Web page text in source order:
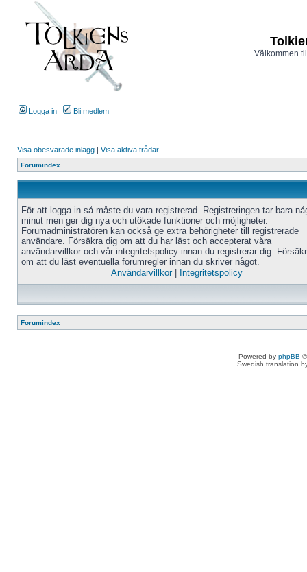
Välkommen
Logga in Bli medlem
Visa obesvarade inlägg | Visa aktiva trådar
Forumindex
För att logga in så måste du vara registrerad. Registreringen tar bara
minut men ger dig nya och utökade funktioner och möjligheter.
Forumadministratören kan också ge extra behörigheter till registrerade
användare. Försäkra dig om att du har läst och accepterat våra
användarvillkor och vår integritetspolicy innan du registrerar dig.
om att du läst eventuella forumregler innan du skriver något.
Användarvillkor| Integritetspolicy
Forumindex
Powered by phpBB
Swedish translation